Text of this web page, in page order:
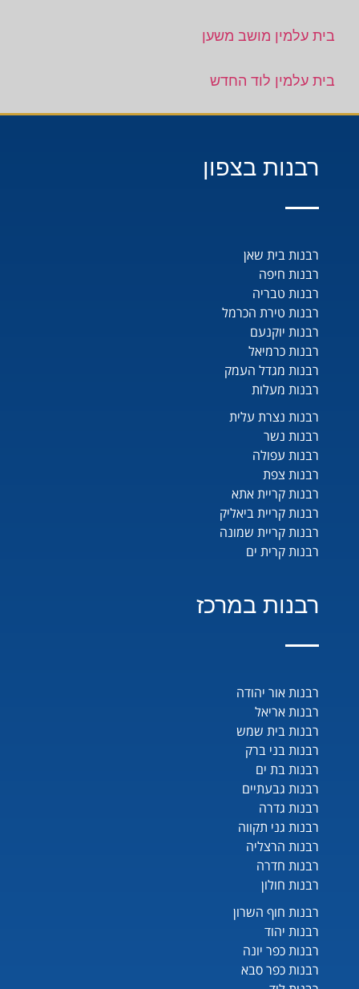
בית עלמין מושב משען
בית עלמין לוד החדש
רבנות בצפון
רבנות בית שאן
רבנות חיפה
רבנות טבריה
רבנות טירת הכרמל
רבנות יוקנעם
רבנות כרמיאל
רבנות מגדל העמק
רבנות מעלות
רבנות נצרת עלית
רבנות נשר
רבנות עפולה
רבנות צפת
רבנות קריית אתא
רבנות קריית ביאליק
רבנות קריית שמונה
רבנות קרית ים
רבנות במרכז
רבנות אור יהודה
רבנות אריאל
רבנות בית שמש
רבנות בני ברק
רבנות בת ים
רבנות גבעתיים
רבנות גדרה
רבנות גני תקווה
רבנות הרצליה
רבנות חדרה
רבנות חולון
רבנות חוף השרון
רבנות יהוד
רבנות כפר יונה
רבנות כפר סבא